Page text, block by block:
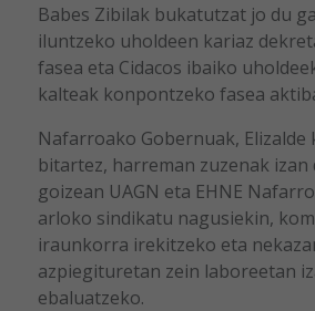
Babes Zibilak bukatutzat jo du
iluntzeko uholdeen kariaz
fasea eta Cidacos ibaiko
kalteak konpontzeko fasea
Nafarroako Gobernuak,
bitartez, harreman zuzenak
goizean UAGN eta EHNE
arloko sindikatu nagusiekin,
iraunkorra irekitzeko eta
azpiegituretan zein laboreetan
ebaluatzeko.